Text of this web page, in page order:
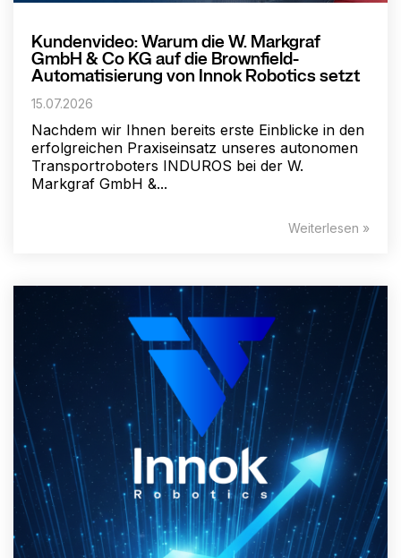
Kundenvideo: Warum die W. Markgraf
GmbH & Co KG auf die Brownfield-
Automatisierung von Innok Robotics setzt
15.07.2026
Nachdem wir Ihnen bereits erste Einblicke in den
erfolgreichen Praxiseinsatz unseres autonomen
Transportroboters INDUROS bei der W.
Markgraf GmbH &...
Weiterlesen »